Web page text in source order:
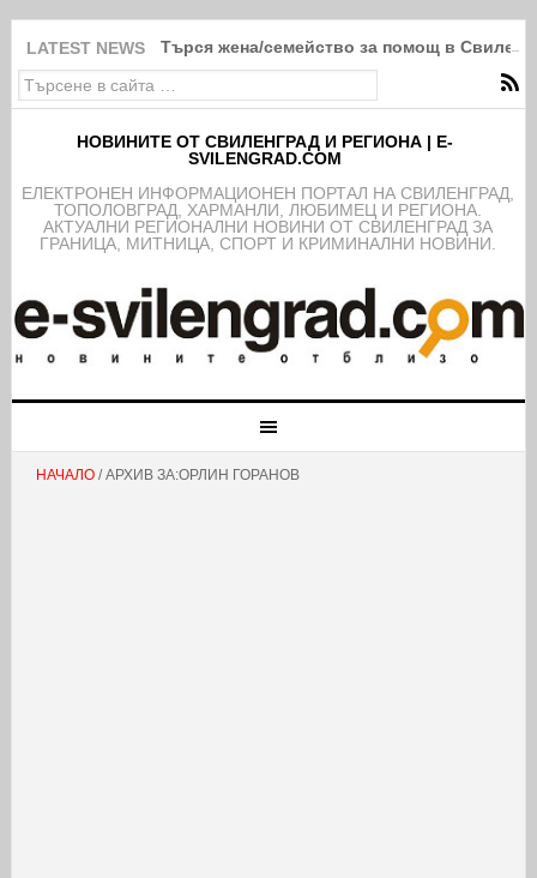
LATEST NEWS Търся жена/семейство за помощ в
НОВИНИТЕ ОТ СВИЛЕНГРАД И РЕГИОНА | E-
SVILENGRAD.COM
EЛЕКТРОНЕН ИНФОРМАЦИОНЕН ПОРТАЛ НА СВИЛЕНГРАД,
ТОПОЛОВГРАД, ХАРМАНЛИ, ЛЮБИМЕЦ И РЕГИОНА.
АКТУАЛНИ РЕГИОНАЛНИ НОВИНИ ОТ СВИЛЕНГРАД ЗА
ГРАНИЦА, МИТНИЦА, СПОРТ И КРИМИНАЛНИ НОВИНИ.
НАЧАЛО/ АРХИВ ЗА:ОРЛИН ГОРАНОВ